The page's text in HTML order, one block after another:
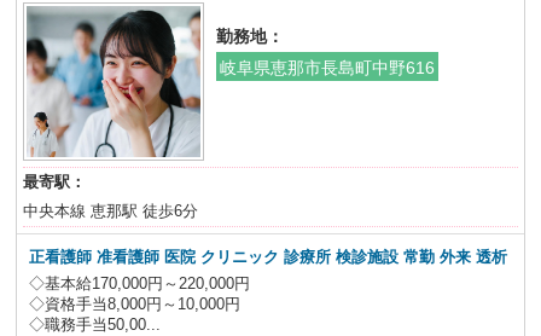
勤務地：
岐阜県恵那市長島町中野616
最寄駅：
中央本線 恵那駅 徒歩6分
正看護師 准看護師 医院 クリニック 診療所 検診施設 常勤 外来 透析
◇基本給170,000円～220,000円
◇資格手当8,000円～10,000円
◇職務手当50,00...